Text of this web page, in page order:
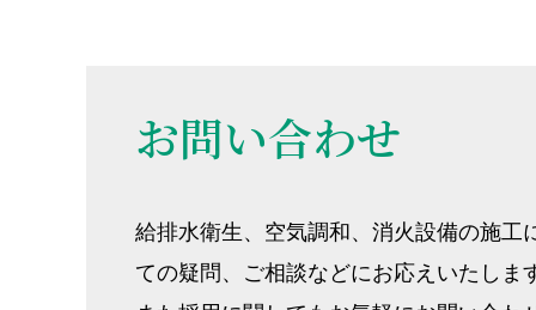
お問い合わせ
給排水衛生、空気調和、消火設備の施工
ての疑問、ご相談などにお応えいたしま